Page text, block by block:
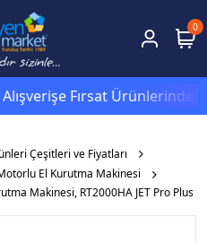
0
Fırsat Ürünlerinde
Çeşitleri ve Fiyatları
El Kurutma Makinesi
Makinesi, RT2000HA JET Pro Plus